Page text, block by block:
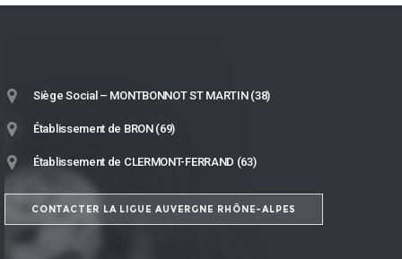
Siège Social – MONTBONNOT ST MARTIN (38)
Établissement de BRON (69)
Établissement de CLERMONT-FERRAND (63)
CONTACTER LA LIGUE AUVERGNE RHÔNE-ALPES